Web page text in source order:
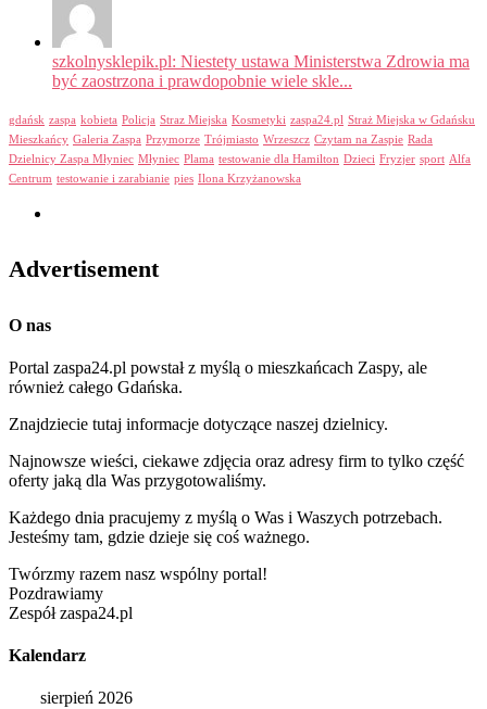
szkolnysklepik.pl: Niestety ustawa Ministerstwa Zdrowia ma
być zaostrzona i prawdopobnie wiele skle...
gdańsk zaspa kobieta Policja Straz Miejska Kosmetyki zaspa24.pl Straż Miejska w Gdańsku
Mieszkańcy Galeria Zaspa Przymorze Trójmiasto Wrzeszcz Czytam na Zaspie Rada
Dzielnicy Zaspa Młyniec Młyniec Plama testowanie dla Hamilton Dzieci Fryzjer sport Alfa
Centrum testowanie i zarabianie pies Ilona Krzyżanowska
Advertisement
O nas
Portal zaspa24.pl powstał z myślą o mieszkańcach Zaspy, ale
również całego Gdańska.
Znajdziecie tutaj informacje dotyczące naszej dzielnicy.
Najnowsze wieści, ciekawe zdjęcia oraz adresy firm to tylko część
oferty jaką dla Was przygotowaliśmy.
Każdego dnia pracujemy z myślą o Was i Waszych potrzebach.
Jesteśmy tam, gdzie dzieje się coś ważnego.
Twórzmy razem nasz wspólny portal!
Pozdrawiamy
Zespół zaspa24.pl
Kalendarz
sierpień 2026